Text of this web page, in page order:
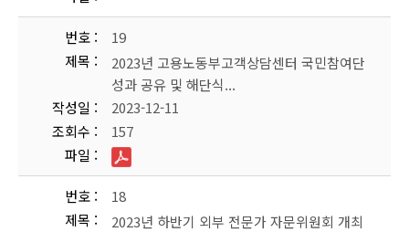
번호
19
제목
2023년 고용노동부고객상담센터 국민참여단
성과 공유 및 해단식...
작성일
2023-12-11
조회수
157
파일
번호
18
제목
2023년 하반기 외부 전문가 자문위원회 개최